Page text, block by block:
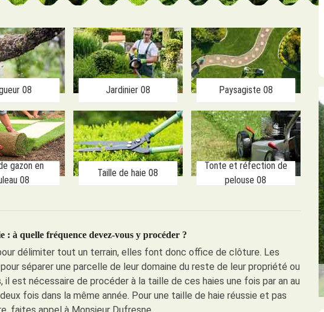
08 Jardinier 08 Paysagiste 08
gazon en
08
Taille de haie 08
Tonte et réfection de
pelouse 08
: à quelle fréquence devez-vous y procéder ?
délimiter tout un terrain, elles font donc office de clôture. Les
séparer une parcelle de leur domaine du reste de leur propriété ou
il est nécessaire de procéder à la taille de ces haies une fois par an au
fois dans la même année. Pour une taille de haie réussie et pas